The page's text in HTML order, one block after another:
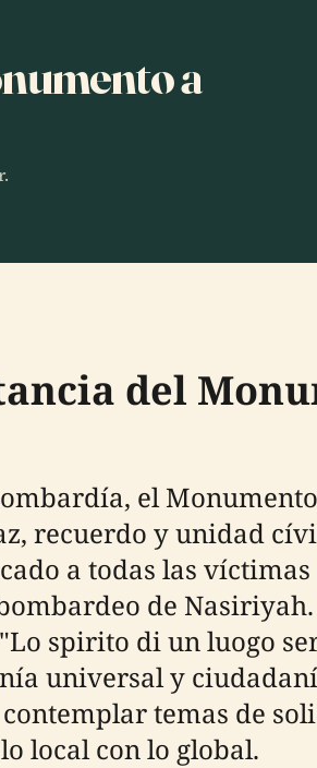
a
del
el
recuerdo y unidad
a todas las
de
spirito di un luogo
universal y
temas de
local con lo global.